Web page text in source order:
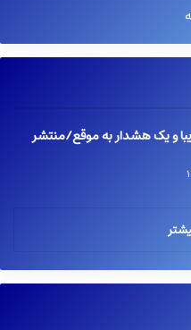
و یک هشدار به موقع/منتشر